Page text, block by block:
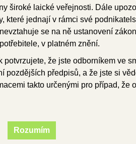
ke stažení O firmě
korunkové Bloky k fazetování 10
široké laické veřejnosti. Dále
které jednají v rámci své
se na ně ustanovení
v platném znění.
že jste odborníkem ve
pozdějších předpisů, a že jste si
takto určenými pro případ, že
Rozumím